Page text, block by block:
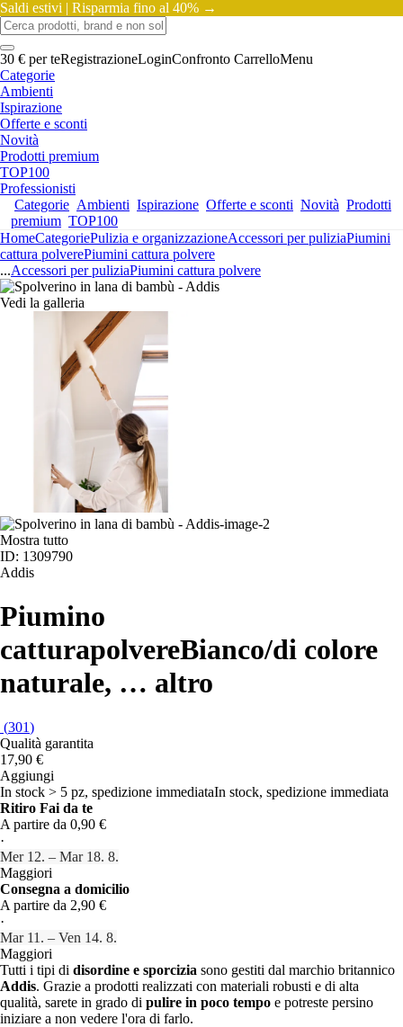
Saldi estivi | Risparmia fino al 40% →
30 € per teRegistrazioneLoginConfronto CarrelloMenu
Categorie
Ambienti
Ispirazione
Offerte e sconti
Novità
Prodotti premium
TOP100
Professionisti
Categorie Ambienti Ispirazione Offerte e sconti Novità Prodotti
premium TOP100
HomeCategoriePulizia e organizzazioneAccessori per puliziaPiumini
cattura polverePiumini cattura polvere
...Accessori per puliziaPiumini cattura polvere
Vedi la galleria
Mostra tutto
ID: 1309790
Addis
Piumino
catturapolvereBianco/di colore
naturale, … altro
(301)
Qualità garantita
17,90 €
Aggiungi
In stock > 5 pz, spedizione immediataIn stock, spedizione immediata
Ritiro Fai da te
A partire da 0,90 €
·
Mer 12. – Mar 18. 8.
Maggiori
Consegna a domicilio
A partire da 2,90 €
·
Mar 11. – Ven 14. 8.
Maggiori
Tutti i tipi di disordine e sporcizia sono gestiti dal marchio britannico
Addis. Grazie a prodotti realizzati con materiali robusti e di alta
qualità, sarete in grado di pulire in poco tempo e potreste persino
iniziare a non vedere l'ora di farlo.